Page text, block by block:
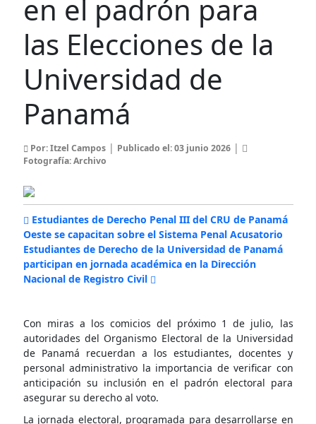
en el padrón para
las Elecciones de la
Universidad de
Panamá
Por: Itzel Campos| Publicado el: 03 junio 2026|
Fotografía: Archivo
Estudiantes de Derecho Penal III del CRU de Panamá
Oeste se capacitan sobre el Sistema Penal Acusatorio
Estudiantes de Derecho de la Universidad de Panamá
participan en jornada académica en la Dirección
Nacional de Registro Civil
Con miras a los comicios del próximo 1 de julio, las
autoridades del Organismo Electoral de la Universidad
de Panamá recuerdan a los estudiantes, docentes y
personal administrativo la importancia de verificar con
anticipación su inclusión en el padrón electoral para
asegurar su derecho al voto.
La jornada electoral, programada para desarrollarse en